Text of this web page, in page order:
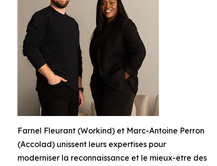
Farnel Fleurant (Workind) et Marc-Antoine Perron
(Accolad) unissent leurs expertises pour
moderniser la reconnaissance et le mieux-être des